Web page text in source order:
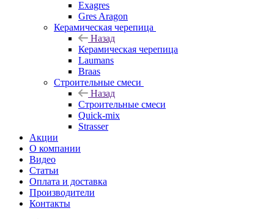
Exagres
Gres Aragon
Керамическая черепица
Назад
Керамическая черепица
Laumans
Braas
Строительные смеси
Назад
Строительные смеси
Quick-mix
Strasser
Акции
О компании
Видео
Статьи
Оплата и доставка
Производители
Контакты